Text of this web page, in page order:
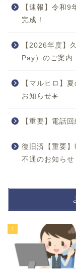
【速報】令和9
完成！
【2026年度】
Pay）のご案内
【マルヒロ】
お知らせ☀️
【重要】電話
復旧済【重要
不通のお知らせ
1